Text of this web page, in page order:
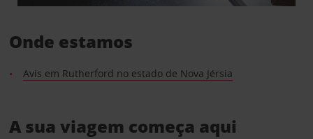
Onde estamos
Avis em Rutherford no estado de Nova Jérsia
A sua viagem começa aqui